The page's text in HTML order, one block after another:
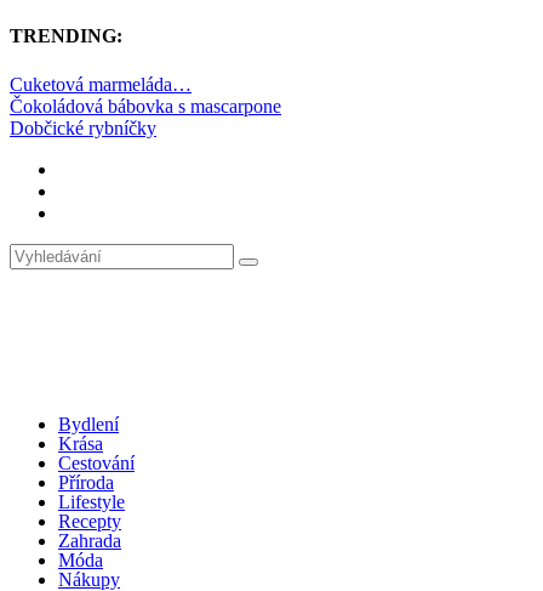
TRENDING:
Cuketová marmeláda…
Čokoládová bábovka s mascarpone
Dobčické rybníčky
Bydlení
Krása
Cestování
Příroda
Lifestyle
Recepty
Zahrada
Móda
Nákupy